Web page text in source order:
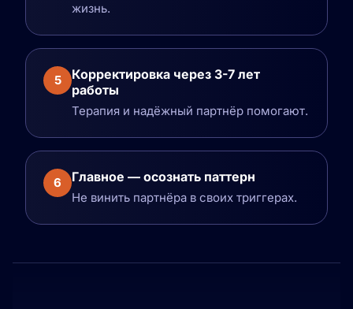
жизнь.
5
Корректировка через 3-7 лет
работы
Терапия и надёжный партнёр помогают.
6 Главное — осознать паттерн
Не винить партнёра в своих триггерах.